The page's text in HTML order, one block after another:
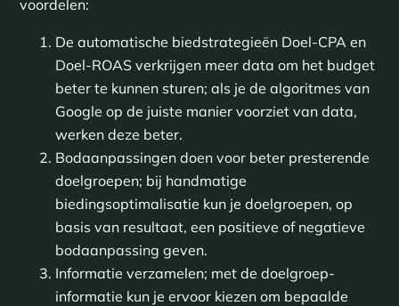
voordelen:
De automatische biedstrategieën Doel-CPA en
Doel-ROAS verkrijgen meer data om het budget
beter te kunnen sturen; als je de algoritmes van
Google op de juiste manier voorziet van data,
werken deze beter.
Bodaanpassingen doen voor beter presterende
doelgroepen; bij handmatige
biedingsoptimalisatie kun je doelgroepen, op
basis van resultaat, een positieve of negatieve
bodaanpassing geven.
Informatie verzamelen; met de doelgroep-
informatie kun je ervoor kiezen om bepaalde